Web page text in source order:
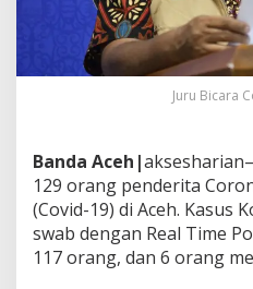
e
r
t
a
v
i
d
-
1
9
Juru Bicara
Banda Aceh|
129 orang penderita
(Covid-19) di Aceh. Kasus
swab dengan Real Time
117 orang, dan 6 orang